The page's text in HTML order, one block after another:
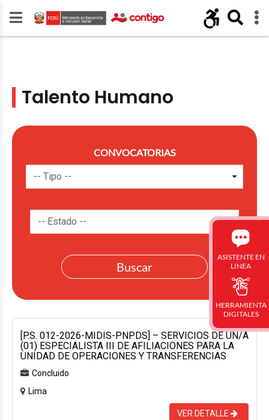
Talento Humano
CONVOCATORIAS
[P.S. 012-2026-MIDIS-PNPDS] – SERVICIOS DE UN/A
(01) ESPECIALISTA III DE AFILIACIONES PARA LA
UNIDAD DE OPERACIONES Y TRANSFERENCIAS
Concluido
Lima
VER DETALLE
ASISTENTE EN
LINEA
HERRAMIENTA
DIGITALES